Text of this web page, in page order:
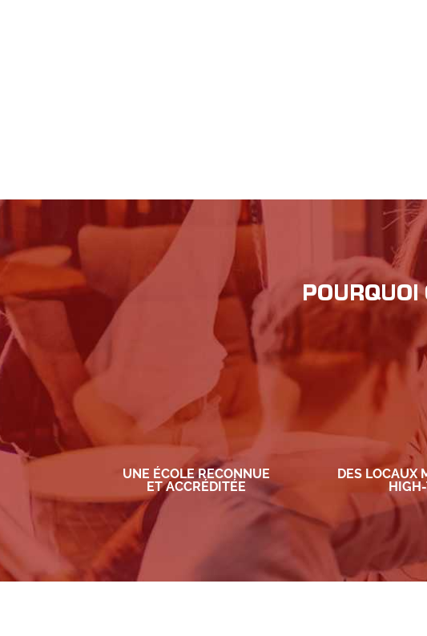
UNE ÉCOLE RECONNUE
ET ACCRÉDITÉE
DES LOCAUX